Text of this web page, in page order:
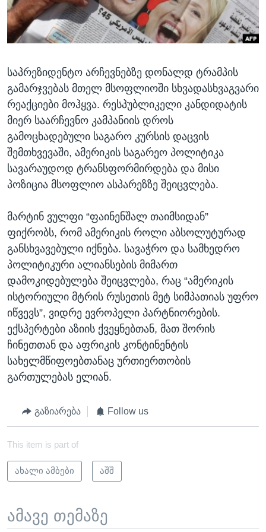
ᲡᲢᲣᲓᲘᲐ ᲕᲐᲨᲘᲜᲒᲢᲝᲜᲘ
ᲔᲙᲝᲜᲝᲛᲘᲙᲐ
ᲯᲐᲜᲛᲠᲗᲔᲚᲝᲑᲐ
ᲘᲜᲢᲔᲠᲕᲘᲣ
ᲙᲣᲚᲢᲣᲠᲐ
ᲒᲐᲚᲘᲚᲔᲝ
ᲓᲔᲖᲘᲜᲤᲝᲠᲛᲐᲪᲘᲐ
Learning English
ენები
საპრეზიდენტო არჩევნებზე დონალდ ტრამპის
გამარჯვებას მთელ მსოფლიოში სხვადასხვაგვარი
რეაქციები მოჰყვა. რესპუბლიკელი კანდიდატის
მიერ საარჩევნო კამპანიის დროს
გამოცხადებული საგარო კურსის დაცვის
შემთხვევაში, ამერიკის საგარეო პოლიტიკა
სავარაუდოდ ტრანსფორმირდება და მისი
პოზიცია მსოფლიო ასპარეზზე შეიცვლება.
მარტინ ვულფი “ფაინენშალ თაიმსიდან”
ფიქრობს, რომ ამერიკის როლი აბსოლუტურად
განსხვავებული იქნება. სავაჭრო და სამხედრო
პოლიტიკური ალიანსების მიმართ
დამოკიდებულება შეიცვლება, რაც “ამერიკის
ისტორიული მტრის რუსეთის მეტ სიმპათიას უფრო
იწვევს”, ვიდრე ევროპელი პარტნიორების.
ექსპერტები აზიის ქვეყნებთან, მათ შორის
ჩინეთთან და აფრიკის კონტინენტის
სახელმწიფოებთანაც ურთიერთობის
გართულებას ელიან.
გაზიარება Follow us
This item is part of
ახალი ამბები აშშ
ამავე თემაზე